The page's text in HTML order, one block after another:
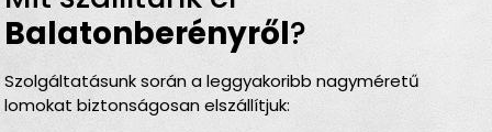
Balatonberényről?
Szolgáltatásunk során a leggyakoribb nagyméretű
lomokat biztonságosan elszállítjuk: